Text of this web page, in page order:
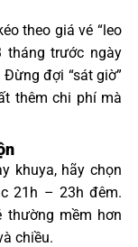
theo giá vé “leo
tháng trước ngày
đợi “sát giờ”
thêm chi phí mà
khuya, hãy chọn
21h – 23h đêm.
mềm hơn
chiều.